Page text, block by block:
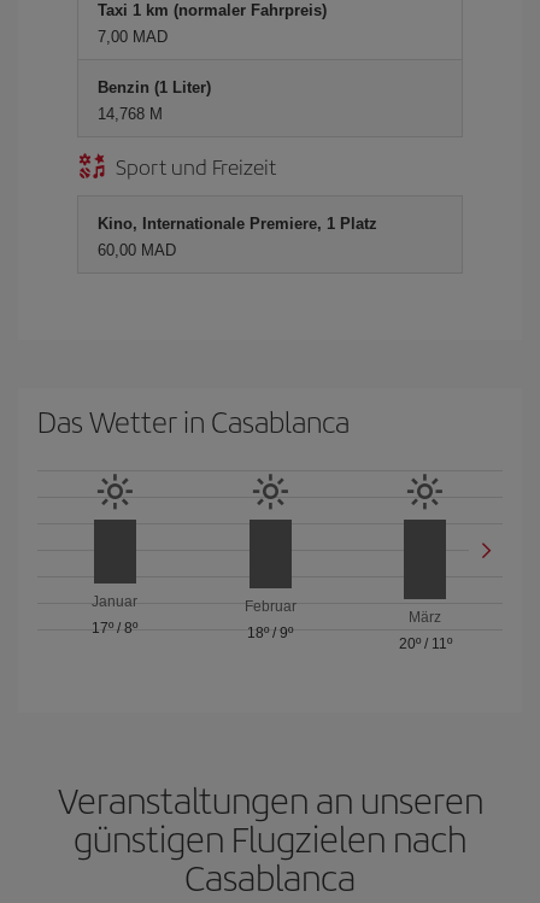
Taxi 1 km (normaler Fahrpreis)
7,00 MAD
Benzin (1 Liter)
14,768 M
Sport und Freizeit
Kino, Internationale Premiere, 1 Platz
60,00 MAD
Das Wetter in Casablanca
Januar
17º /8º
Februar
18º/ 9º
März
20º/ 11º
Veranstaltungen an unseren
günstigen Flugzielen nach
Casablanca